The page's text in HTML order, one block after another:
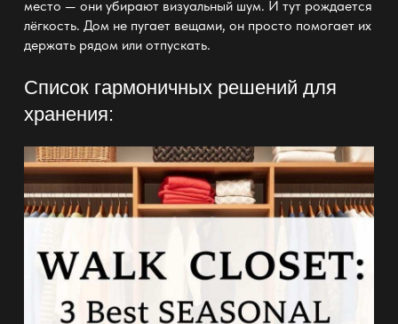
место — они убирают визуальный шум. И тут рождается
лёгкость. Дом не пугает вещами, он просто помогает их
держать рядом или отпускать.
Список гармоничных решений для
хранения: